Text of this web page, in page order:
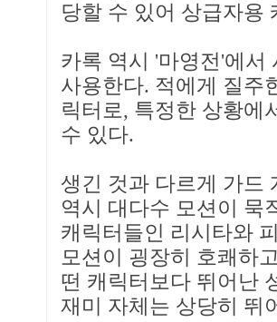
당할 수 있어 상급자용
카록 역시 '마영전'에서
사용한다. 적에게 질주
릭터로, 특정한 상황에
수 있다.
생긴 것과 다르게 가드
역시 대다수 모션이 묵
캐릭터들인 리시타와
모션이 굉장히 호쾌하
떤 캐릭터보다 뛰어난
재미 자체는 상당히 뛰